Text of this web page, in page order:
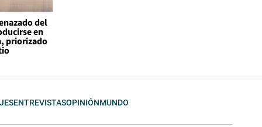
del
en
priorizado
ENTREVISTASOPINIÓNMUNDO